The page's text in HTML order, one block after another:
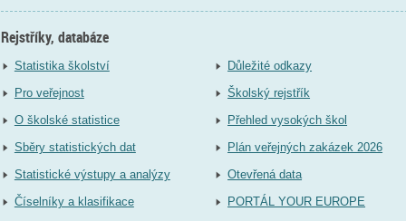
Rejstříky, databáze
Statistika školství
Pro veřejnost
O školské statistice
Sběry statistických dat
Statistické výstupy a analýzy
Číselníky a klasifikace
Důležité odkazy
Školský rejstřík
Přehled vysokých škol
Plán veřejných zakázek 2026
Otevřená data
PORTÁL YOUR EUROPE